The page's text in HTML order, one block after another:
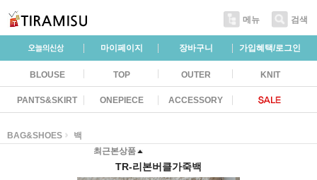
메뉴 검색
마이페이지 장바구니 가입혜택/로그인
BLOUSE TOP OUTER KNIT
PANTS&SKIRT ONEPIECE ACCESSORY
BAG&SHOES
백
최근본상품
TR-리본버클가죽백